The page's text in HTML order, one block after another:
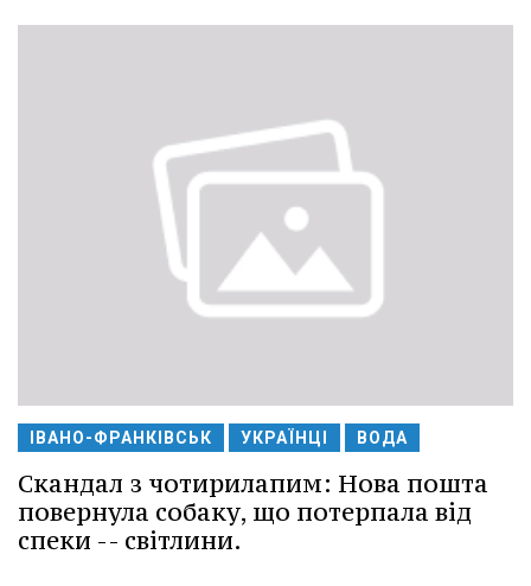
ІВАНО-ФРАНКІВСЬК УКРАЇНЦІ ВОДА
Скандал з чотирилапим: Нова пошта
повернула собаку, що потерпала від
спеки -- світлини.